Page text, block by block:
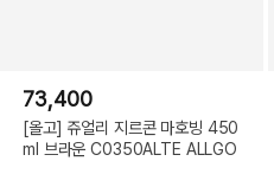
73,400
[올고] 쥬얼리 지르콘 마호빙 450
ml 브라운 C0350ALTE ALLGO